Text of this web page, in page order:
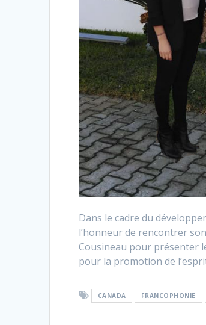
Dans le cadre du
l’honneur de rencontrer
Cousineau pour présenter
pour la promotion de
CANADA FRANCOPHONIE